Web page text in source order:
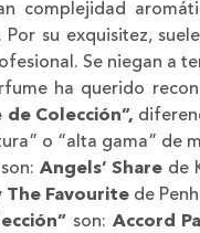
complejidad
su exquisitez,
Se niegan a
ha querido
de Colección”,
o “alta gama” de
son: Angels’ Share de
The Favourite de
son: Accord